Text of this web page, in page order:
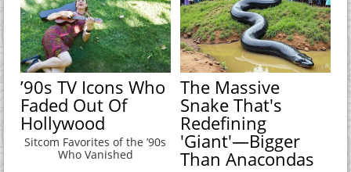
’90s TV Icons Who
Faded Out Of
Hollywood
Sitcom Favorites of the ’90s
Who Vanished
The Massive
Snake That's
Redefining
'Giant'—Bigger
Than Anacondas